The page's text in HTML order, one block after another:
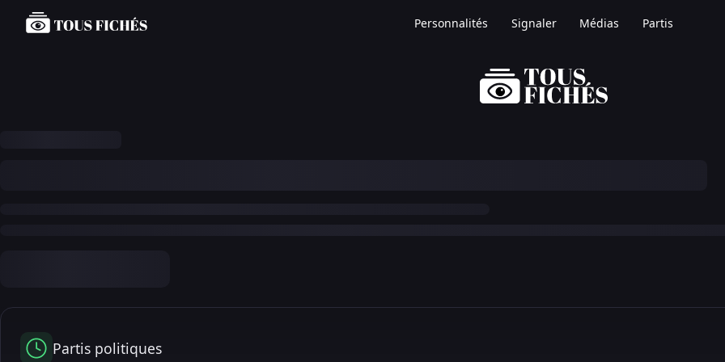
Personnalités Signaler Médias Partis
Partis politiques